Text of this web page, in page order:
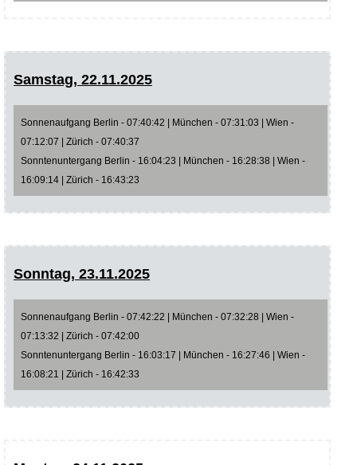
Samstag, 22.11.2025
Sonnenaufgang Berlin - 07:40:42 | München - 07:31:03 | Wien -
07:12:07 | Zürich - 07:40:37
Sonntenuntergang Berlin - 16:04:23 | München - 16:28:38 | Wien -
16:09:14 | Zürich - 16:43:23
Sonntag, 23.11.2025
Sonnenaufgang Berlin - 07:42:22 | München - 07:32:28 | Wien -
07:13:32 | Zürich - 07:42:00
Sonntenuntergang Berlin - 16:03:17 | München - 16:27:46 | Wien -
16:08:21 | Zürich - 16:42:33